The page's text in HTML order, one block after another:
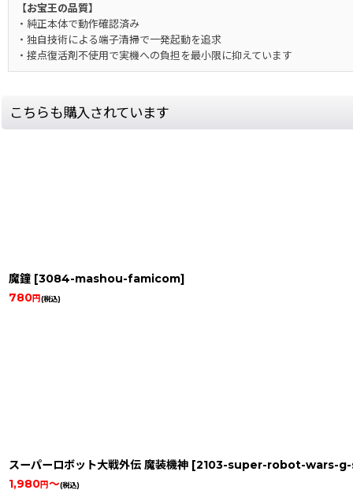
【お宝王の品質】
・純正本体で動作確認済み
・独自技術による端子清掃で一発起動を追求
・接点復活剤不使用で実機への負担を最小限に抑えています
こちらも購入されています
魔鐘 [3084-mashou-famicom]
780円(税込)
スーパーロボット大戦外伝 魔装機神 [2103-super-robot-wars-
1,980円～(税込)